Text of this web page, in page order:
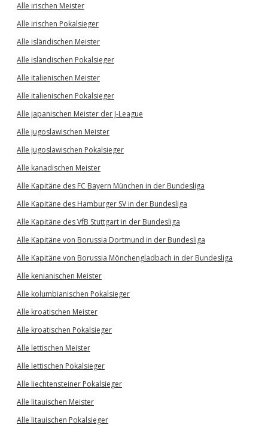
Alle irischen Meister
Alle irischen Pokalsieger
Alle isländischen Meister
Alle isländischen Pokalsieger
Alle italienischen Meister
Alle italienischen Pokalsieger
Alle japanischen Meister der J-League
Alle jugoslawischen Meister
Alle jugoslawischen Pokalsieger
Alle kanadischen Meister
Alle Kapitäne des FC Bayern München in der Bundesliga
Alle Kapitäne des Hamburger SV in der Bundesliga
Alle Kapitäne des VfB Stuttgart in der Bundesliga
Alle Kapitäne von Borussia Dortmund in der Bundesliga
Alle Kapitäne von Borussia Mönchengladbach in der Bundesliga
Alle kenianischen Meister
Alle kolumbianischen Pokalsieger
Alle kroatischen Meister
Alle kroatischen Pokalsieger
Alle lettischen Meister
Alle lettischen Pokalsieger
Alle liechtensteiner Pokalsieger
Alle litauischen Meister
Alle litauischen Pokalsieger